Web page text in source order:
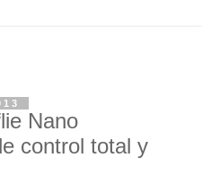
Nano
control total y